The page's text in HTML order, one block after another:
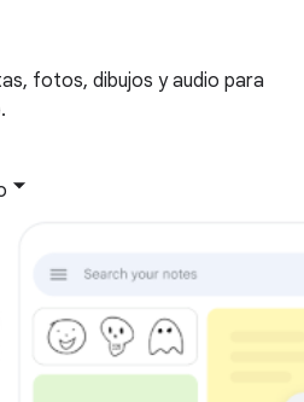
fotos, dibujos y audio para